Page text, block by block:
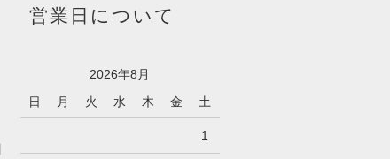
営業日について
2026年8月
日 月 火 水 木 金 土
1